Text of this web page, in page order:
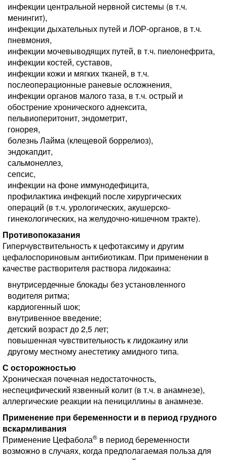
инфекции центральной нервной системы (в т.ч.
менингит),
инфекции дыхательных путей и ЛОР-органов, в т.ч.
пневмония,
инфекции мочевыводящих путей, в т.ч. пиелонефрита,
инфекции костей, суставов,
инфекции кожи и мягких тканей, в т.ч.
послеоперационные раневые осложнения,
инфекции органов малого таза, в т.ч. острый и
обострение хронического аднексита,
пельвиоперитонит, эндометрит,
гонорея,
болезнь Лайма (клещевой боррелиоз),
эндокапдит,
сальмонеллез,
сепсис,
инфекции на фоне иммунодефицита,
профилактика инфекций после хирургических
операций (в т.ч. урологических, акушерско-
гинекологических, на желудочно-кишечном тракте).
Противопоказания
Гиперчувствительность к цефотаксиму и другим
цефалоспориновым антибиотикам. При применении в
качестве растворителя раствора лидокаина:
внутрисердечные блокады без установленного
водителя ритма;
кардиогенный шок;
внутривенное введение;
детский возраст до 2,5 лет;
повышенная чувствительность к лидокаину или
другому местному анестетику амидного типа.
С осторожностью
Хроническая почечная недостаточность,
неспецифический язвенный колит (в т.ч. в анамнезе),
аллергические реакции на пенициллины в анамнезе.
Применение при беременности и в период грудного
вскармливания
Применение Цефабола® в период беременности
возможно в случаях, когда предполагаемая польза для